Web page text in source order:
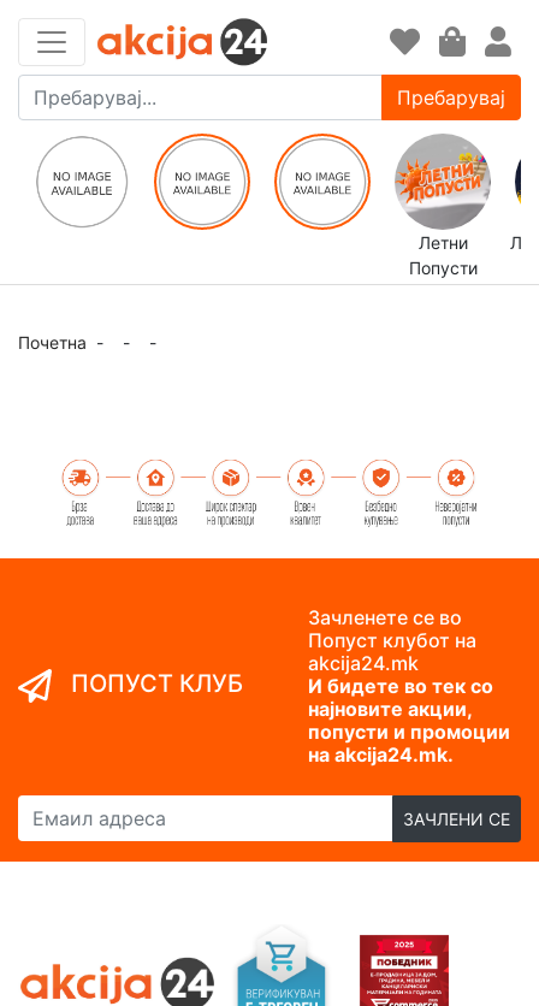
Пребарувај
Летни
Попусти
Почетна - - -
ПОПУСТ КЛУБ
Зачленете се во
Попуст клубот на
akcija24.mk
И бидете во тек со
најновите акции,
попусти и промоции
на akcija24.mk.
Емаил адреса
ЗАЧЛЕНИ СЕ